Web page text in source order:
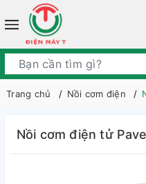
Trang chủ Nồi cơm điện
Nồi cơm điện tử